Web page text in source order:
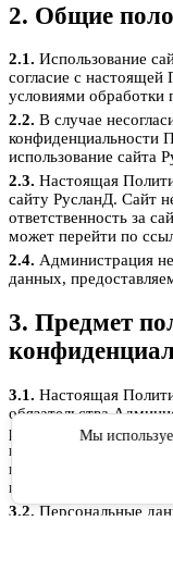
2. Общие
2.1. Использование
согласие с
условиями обработки
2.2. В случае
конфиденциальности
использование сайта
2.3. Настоящая
сайту РусланД. Сайт
ответственность за
может перейти по
2.4. Администрация
данных,
3. Предмет
3.1. Настоящая
обязательства
режима защиты
которые
при регистрации на
информационную e-
3.2. Персональные
Мы